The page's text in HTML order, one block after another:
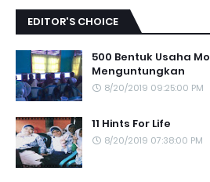
EDITOR'S CHOICE
500 Bentuk Usaha
Menguntungkan
8/20/2019 09:25:00 PM
11 Hints For Life
8/20/2019 07:38:00 PM